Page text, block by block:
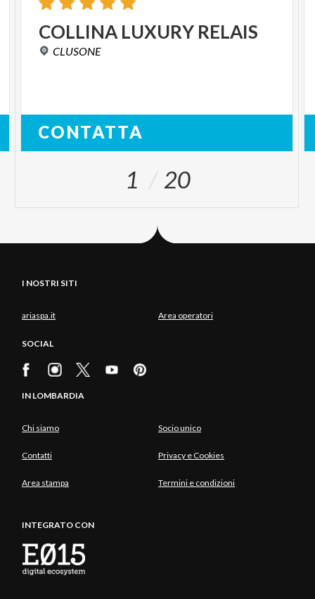
COLLINA LUXURY RELAIS
CLUSONE
CONTATTA
1 20
I NOSTRI SITI
ariaspa.it Area operatori
SOCIAL
IN LOMBARDIA
Chi siamo Socio unico
Contatti Privacy e Cookies
Area stampa Termini e condizioni
INTEGRATO CON